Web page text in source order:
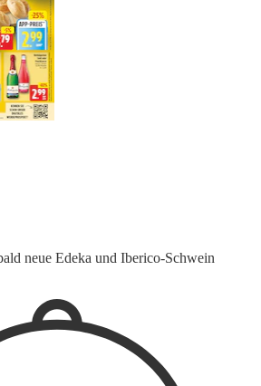
neue Edeka und Iberico-Schwein